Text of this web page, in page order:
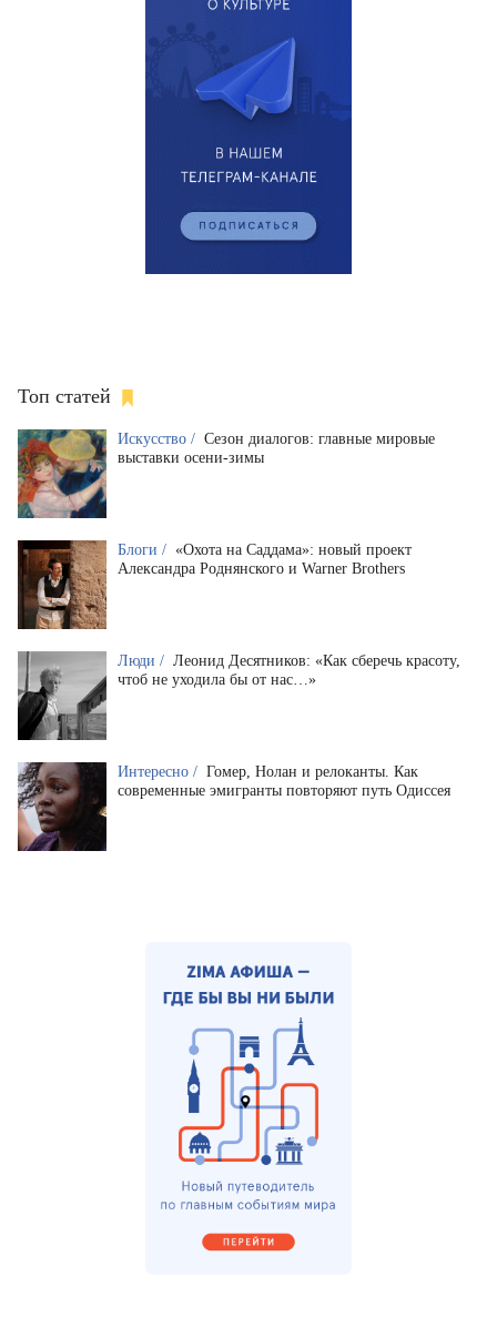
Топ статей
Искусство / Сезон диалогов: главные мировые
выставки осени-зимы
Блоги / «Охота на Саддама»: новый проект
Александра Роднянского и Warner Brothers
Люди / Леонид Десятников: «Как сберечь красоту,
чтоб не уходила бы от нас…»
Интересно / Гомер, Нолан и релоканты. Как
современные эмигранты повторяют путь Одиссея